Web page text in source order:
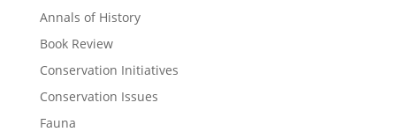
Annals of History
Book Review
Conservation Initiatives
Conservation Issues
Fauna